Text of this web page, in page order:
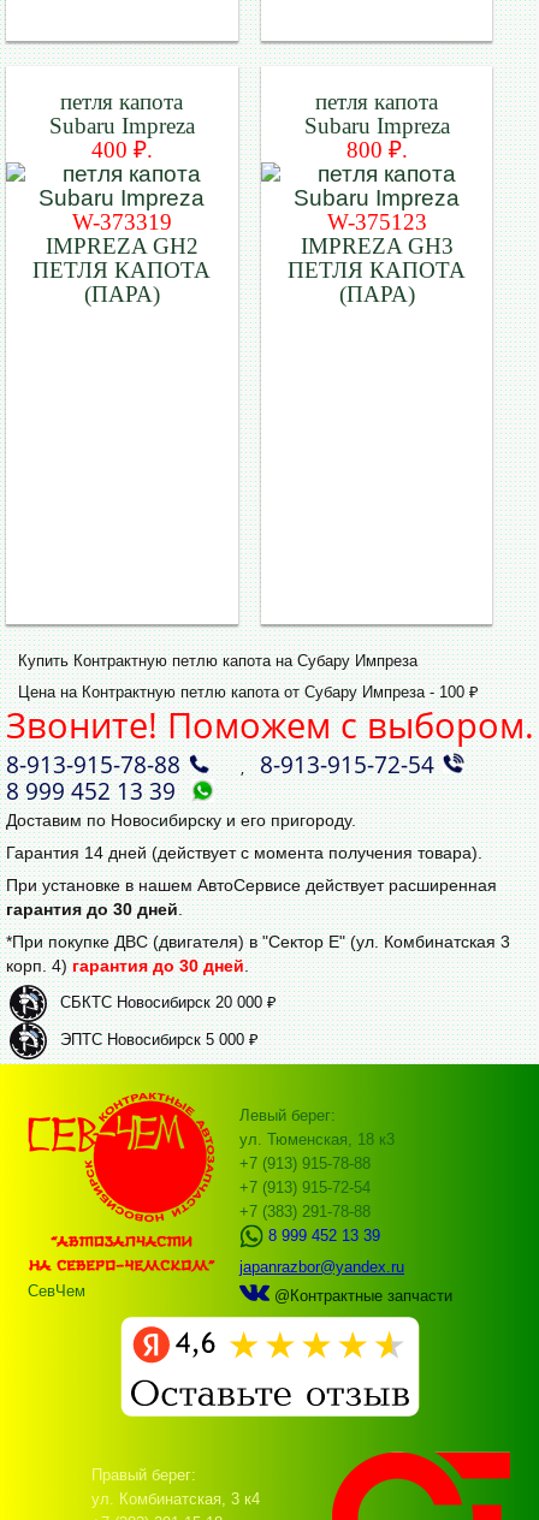
петля капота
Subaru Impreza
400 ₽.
W-373319
IMPREZA GH2
ПЕТЛЯ КАПОТА
(ПАРА)
петля капота
Subaru Impreza
800 ₽.
W-375123
IMPREZA GH3
ПЕТЛЯ КАПОТА
(ПАРА)
Купить Контрактную петлю капота на Субару Импреза
Цена на Контрактную петлю капота от Субару Импреза - 100 ₽
Звоните! Поможем с выбором.
8‑913‑915‑78‑88 ,8‑913‑915‑72‑54
8 999 452 13 39
Доставим по Новосибирску и его пригороду.
Гарантия 14 дней (действует с момента получения товара).
При установке в нашем АвтоСервисе действует расширенная
гарантия до 30 дней.
*При покупке ДВС (двигателя) в "Сектор Е" (ул. Комбинатская 3
корп. 4)гарантия до 30 дней.
СБКТС Новосибирск 20 000 ₽
ЭПТС Новосибирск 5 000 ₽
СевЧем
Левый берег:
ул. Тюменская, 18 к3
+7 (913) 915-78-88
+7 (913) 915-72-54
+7 (383) 291-78-88
8 999 452 13 39
japanrazbor@yandex.ru
@Контрактные запчасти
Правый берег:
ул. Комбинатская, 3 к4